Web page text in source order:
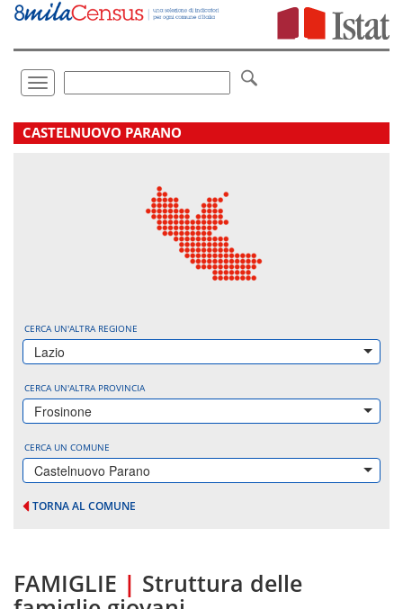
Vai
direttamente
Toggle
navigation
.
CASTELNUOVO PARANO
CERCA UN'ALTRA REGIONE
Lazio
CERCA UN'ALTRA PROVINCIA
Frosinone
CERCA UN COMUNE
Castelnuovo Parano
TORNA AL COMUNE
FAMIGLIE | Struttura delle